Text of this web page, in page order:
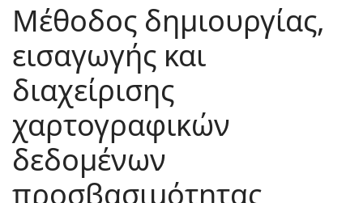
Μέθοδος δημιουργίας,
εισαγωγής και
διαχείρισης
χαρτογραφικών
δεδομένων
προσβασιμότητας